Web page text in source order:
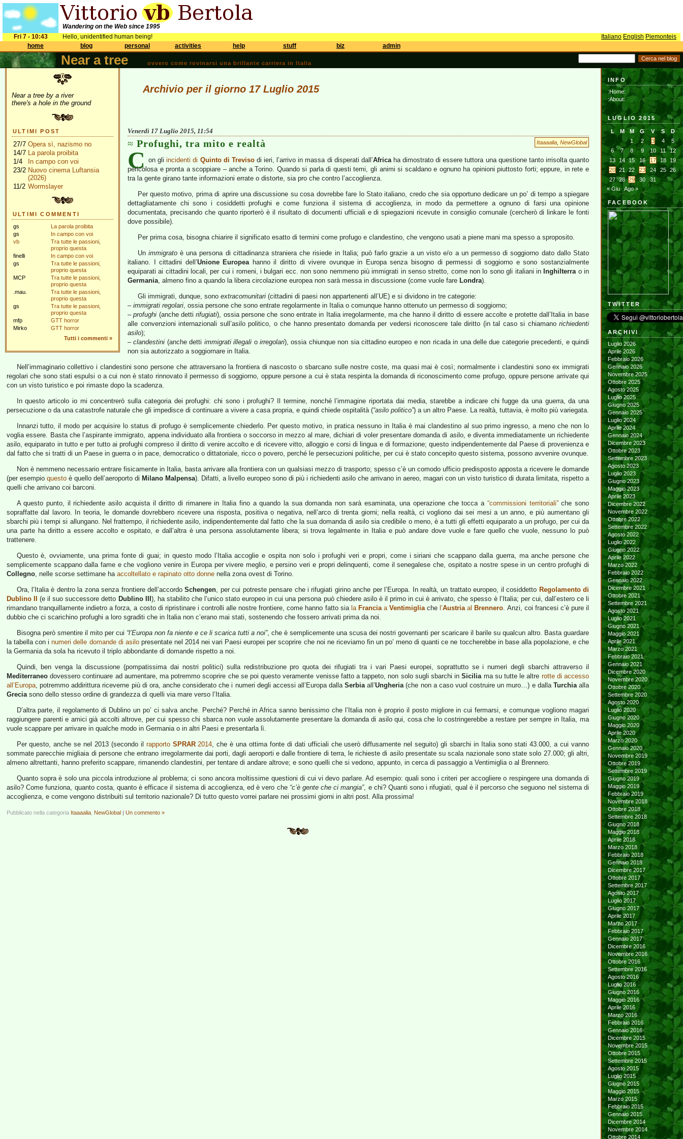
Wandering on the Web since 1995
Fri 7 - 10:43
Hello, unidentified human being! Italiano English Piemonteis
home
blog personal activities help stuff biz admin
Near a tree ovvero come rovinarsi una brillante carriera in Italia
Near a tree by a river
there's a hole in the ground
ULTIMI POST
27/7 Opera sì, nazismo no
14/7 La parola proibita
1/4
In campo con voi
23/2 Nuovo cinema Luftansia
(2026)
11/2 Wormslayer
ULTIMI COMMENTI
gs
La parola proibita
gs
In campo con voi
vb
Tra tutte le passioni,
proprio questa
finelli
In campo con voi
gs
Tra tutte le passioni,
proprio questa
MCP
Tra tutte le passioni,
proprio questa
.mau.
Tra tutte le passioni,
proprio questa
gs
Tra tutte le passioni,
proprio questa
mfp
GTT horror
Mirko
GTT horror
Tutti i commenti »
Archivio per il giorno 17 Luglio 2015
Venerdì 17 Luglio 2015, 11:54
Itaaaalia NewGlobal
Profughi, tra mito e realtà
C on gliincidenti di Quinto di Trevisodi ieri, l’arrivo in massa di disperati dall’Africaha dimostrato di essere tuttora una questione tanto irrisolta quanto
pericolosa e pronta a scoppiare – anche a Torino. Quando si parla di questi temi, gli animi si scaldano e ognuno ha opinioni piuttosto forti; eppure, in rete e
tra la gente girano tante informazioni errate o distorte, sia pro che contro l’accoglienza.
Per questo motivo, prima di aprire una discussione su cosa dovrebbe fare lo Stato italiano, credo che sia opportuno dedicare un po’ di tempo a spiegare
dettagliatamente chi sono i cosiddetti profughi e come funziona il sistema di accoglienza, in modo da permettere a ognuno di farsi una opinione
documentata, precisando che quanto riporterò è il risultato di documenti ufficiali e di spiegazioni ricevute in consiglio comunale (cercherò di linkare le fonti
dove possibile).
Per prima cosa, bisogna chiarire il significato esatto di termini come profugo e clandestino, che vengono usati a piene mani ma spesso a sproposito.
Un immigratoè una persona di cittadinanza straniera che risiede in Italia; può farlo grazie a un visto e/o a un permesso di soggiorno dato dallo Stato
italiano. I cittadini dell’Unione Europeahanno il diritto di vivere ovunque in Europa senza bisogno di permessi di soggiorno e sono sostanzialmente
equiparati ai cittadini locali, per cui i romeni, i bulgari ecc. non sono nemmeno più immigrati in senso stretto, come non lo sono gli italiani in Inghilterrao in
Germania, almeno fino a quando la libera circolazione europea non sarà messa in discussione (come vuole fare Londra).
Gli immigrati, dunque, sono extracomunitari (cittadini di paesi non appartenenti all’UE) e si dividono in tre categorie:
– immigrati regolari, ossia persone che sono entrate regolarmente in Italia o comunque hanno ottenuto un permesso di soggiorno;
–profughi (anche dettirifugiati), ossia persone che sono entrate in Italia irregolarmente, ma che hanno il diritto di essere accolte e protette dall’Italia in base
alle convenzioni internazionali sull’asilo politico, o che hanno presentato domanda per vedersi riconoscere tale diritto (in tal caso si chiamano richiedenti
asilo);
–clandestini (anche detti immigrati illegali o irregolari), ossia chiunque non sia cittadino europeo e non ricada in una delle due categorie precedenti, e quindi
non sia autorizzato a soggiornare in Italia.
Nell’immaginario collettivo i clandestini sono persone che attraversano la frontiera di nascosto o sbarcano sulle nostre coste, ma quasi mai è così; normalmente i clandestini sono ex immigrati
regolari che sono stati espulsi o a cui non è stato rinnovato il permesso di soggiorno, oppure persone a cui è stata respinta la domanda di riconoscimento come profugo, oppure persone arrivate qui
con un visto turistico e poi rimaste dopo la scadenza.
In questo articolo io mi concentrerò sulla categoria dei profughi: chi sono i profughi? Il termine, nonché l’immagine riportata dai media, starebbe a indicare chi fugge da una guerra, da una
persecuzione o da una catastrofe naturale che gli impedisce di continuare a vivere a casa propria, e quindi chiede ospitalità (“asilo politico”) a un altro Paese. La realtà, tuttavia, è molto più variegata.
Innanzi tutto, il modo per acquisire lo status di profugo è semplicemente chiederlo. Per questo motivo, in pratica nessuno in Italia è mai clandestino al suo primo ingresso, a meno che non lo
voglia essere. Basta che l’aspirante immigrato, appena individuato alla frontiera o soccorso in mezzo al mare, dichiari di voler presentare domanda di asilo, e diventa immediatamente un richiedente
asilo, equiparato in tutto e per tutto ai profughi compreso il diritto di venire accolto e di ricevere vitto, alloggio e corsi di lingua e di formazione; questo indipendentemente dal Paese di provenienza e
dal fatto che si tratti di un Paese in guerra o in pace, democratico o dittatoriale, ricco o povero, perché le persecuzioni politiche, per cui è stato concepito questo sistema, possono avvenire ovunque.
Non è nemmeno necessario entrare fisicamente in Italia, basta arrivare alla frontiera con un qualsiasi mezzo di trasporto; spesso c’è un comodo ufficio predisposto apposta a ricevere le domande
(per esempio questo è quello dell’aeroporto di Milano Malpensa). Difatti, a livello europeo sono di più i richiedenti asilo che arrivano in aereo, magari con un visto turistico di durata limitata, rispetto a
quelli che arrivano coi barconi.
A questo punto, il richiedente asilo acquista il diritto di rimanere in Italia fino a quando la sua domanda non sarà esaminata, una operazione che tocca a “commissioni territoriali”che sono
sopraffatte dal lavoro. In teoria, le domande dovrebbero ricevere una risposta, positiva o negativa, nell’arco di trenta giorni; nella realtà, ci vogliono dai sei mesi a un anno, e più aumentano gli
sbarchi più i tempi si allungano. Nel frattempo, il richiedente asilo, indipendentemente dal fatto che la sua domanda di asilo sia credibile o meno, è a tutti gli effetti equiparato a un profugo, per cui da
una parte ha diritto a essere accolto e ospitato, e dall’altra è una persona assolutamente libera; si trova legalmente in Italia e può andare dove vuole e fare quello che vuole, nessuno lo può
trattenere.
Questo è, ovviamente, una prima fonte di guai; in questo modo l’Italia accoglie e ospita non solo i profughi veri e propri, come i siriani che scappano dalla guerra, ma anche persone che
semplicemente scappano dalla fame e che vogliono venire in Europa per vivere meglio, e persino veri e propri delinquenti, come il senegalese che, ospitato a nostre spese in un centro profughi di
Collegno, nelle scorse settimane ha accoltellato e rapinato otto donne nella zona ovest di Torino.
Ora, l’Italia è dentro la zona senza frontiere dell’accordoSchengen, per cui potreste pensare che i rifugiati girino anche per l’Europa. In realtà, un trattato europeo, il cosiddetto Regolamento di
Dublino II
(e il suo successore detto Dublino III ), ha stabilito che l’unico stato europeo in cui una persona può chiedere asilo è il primo in cui è arrivato, che spesso è l’Italia; per cui, dall’estero ce li
rimandano tranquillamente indietro a forza, a costo di ripristinare i controlli alle nostre frontiere, come hanno fatto sia la FranciaaVentimigliache l’Austriaal Brennero. Anzi, coi francesi c’è pure il
dubbio che ci scarichino profughi a loro sgraditi che in Italia non c’erano mai stati, sostenendo che fossero arrivati prima da noi.
Bisogna però smentire il mito per cui “l’Europa non fa niente e ce li scarica tutti a noi”, che è semplicemente una scusa dei nostri governanti per scaricare il barile su qualcun altro. Basta guardare
la tabella con inumeri delle domande di asilopresentate nel 2014 nei vari Paesi europei per scoprire che noi ne riceviamo fin un po’ meno di quanti ce ne toccherebbe in base alla popolazione, e che
la Germania da sola ha ricevuto il triplo abbondante di domande rispetto a noi.
Quindi, ben venga la discussione (pompatissima dai nostri politici) sulla redistribuzione pro quota dei rifugiati tra i vari Paesi europei, soprattutto se i numeri degli sbarchi attraverso il
Mediterraneo dovessero continuare ad aumentare, ma potremmo scoprire che se poi questo veramente venisse fatto a tappeto, non solo sugli sbarchi inSiciliama su tutte le altre rotte di accesso
all’Europa, potremmo addirittura riceverne più di ora, anche considerato che i numeri degli accessi all’Europa dallaSerbiaall’Ungheria(che non a caso vuol costruire un muro…) e dalla Turchiaalla
Greciasono dello stesso ordine di grandezza di quelli via mare verso l’Italia.
D’altra parte, il regolamento di Dublino un po’ ci salva anche. Perché? Perché in Africa sanno benissimo che l’Italia non è proprio il posto migliore in cui fermarsi, e comunque vogliono magari
raggiungere parenti e amici già accolti altrove, per cui spesso chi sbarca non vuole assolutamente presentare la domanda di asilo qui, cosa che lo costringerebbe a restare per sempre in Italia, ma
vuole scappare per arrivare in qualche modo in Germania o in altri Paesi e presentarla lì.
Per questo, anche se nel 2013 (secondo il rapporto SPRAR2014, che è una ottima fonte di dati ufficiali che userò diffusamente nel seguito) gli sbarchi in Italia sono stati 43.000, a cui vanno
sommate parecchie migliaia di persone che entrano irregolarmente dai porti, dagli aeroporti e dalle frontiere di terra, le richieste di asilo presentate su scala nazionale sono state solo 27.000; gli altri,
almeno altrettanti, hanno preferito scappare, rimanendo clandestini, per tentare di andare altrove; e sono quelli che si vedono, appunto, in cerca di passaggio a Ventimiglia o al Brennero.
Quanto sopra è solo una piccola introduzione al problema; ci sono ancora moltissime questioni di cui vi devo parlare. Ad esempio: quali sono i criteri per accogliere o respingere una domanda di
asilo? Come funziona, quanto costa, quanto è efficace il sistema di accoglienza, ed è vero che “c’è gente che ci mangia”, e chi? Quanti sono i rifugiati, qual è il percorso che seguono nel sistema di
accoglienza, e come vengono distribuiti sul territorio nazionale? Di tutto questo vorrei parlare nei prossimi giorni in altri post. Alla prossima!
Pubblicato nella categoria Itaaaalia NewGlobal | Un commento »
INFO
:Home:
:About:
LUGLIO 2015
L M M G V S
D
1
2 3 4
5
6
7 8 9 10 11
12
13
14 15 16 17 18
19
20 21 22 23 24 25
26
27 28 29 30
31
« Giu
Ago »
FACEBOOK
TWITTER
ARCHIVI
Luglio 2026
Aprile 2026
Febbraio 2026
Gennaio 2026
Novembre 2025
Ottobre 2025
Agosto 2025
Luglio 2025
Giugno 2025
Gennaio 2025
Luglio 2024
Aprile 2024
Gennaio 2024
Dicembre 2023
Ottobre 2023
Settembre 2023
Agosto 2023
Luglio 2023
Giugno 2023
Maggio 2023
Aprile 2023
Dicembre 2022
Novembre 2022
Ottobre 2022
Settembre 2022
Agosto 2022
Luglio 2022
Giugno 2022
Aprile 2022
Marzo 2022
Febbraio 2022
Gennaio 2022
Dicembre 2021
Ottobre 2021
Settembre 2021
Agosto 2021
Luglio 2021
Giugno 2021
Maggio 2021
Aprile 2021
Marzo 2021
Febbraio 2021
Gennaio 2021
Dicembre 2020
Novembre 2020
Ottobre 2020
Settembre 2020
Agosto 2020
Luglio 2020
Giugno 2020
Maggio 2020
Aprile 2020
Marzo 2020
Gennaio 2020
Novembre 2019
Ottobre 2019
Settembre 2019
Giugno 2019
Maggio 2019
Febbraio 2019
Novembre 2018
Ottobre 2018
Settembre 2018
Giugno 2018
Maggio 2018
Aprile 2018
Marzo 2018
Febbraio 2018
Gennaio 2018
Dicembre 2017
Ottobre 2017
Settembre 2017
Agosto 2017
Luglio 2017
Giugno 2017
Aprile 2017
Marzo 2017
Febbraio 2017
Gennaio 2017
Dicembre 2016
Novembre 2016
Ottobre 2016
Settembre 2016
Agosto 2016
Luglio 2016
Giugno 2016
Maggio 2016
Aprile 2016
Marzo 2016
Febbraio 2016
Gennaio 2016
Dicembre 2015
Novembre 2015
Ottobre 2015
Settembre 2015
Agosto 2015
Luglio 2015
Giugno 2015
Maggio 2015
Marzo 2015
Febbraio 2015
Gennaio 2015
Dicembre 2014
Novembre 2014
Ottobre 2014